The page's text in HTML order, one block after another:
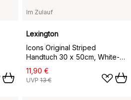
Im Zulauf
Lexington
Icons Original Striped
Handtuch 30 x 50cm, White-
tan
11,90 €
UVP 13 €